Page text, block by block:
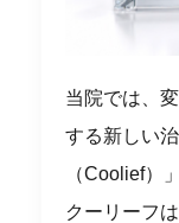
当院では、
する新しい
（Coolief）
クーリーフ